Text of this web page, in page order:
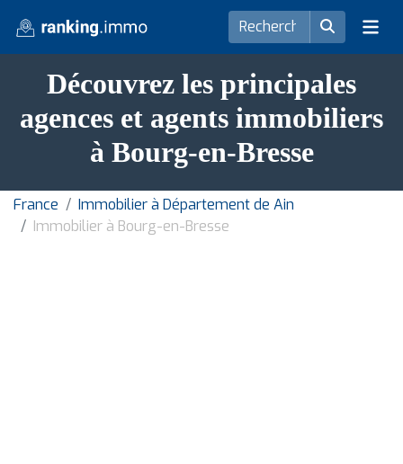
Découvrez les principales
agences et agents immobiliers
à Bourg-en-Bresse
France
Immobilier à Département de Ain
Immobilier à Bourg-en-Bresse